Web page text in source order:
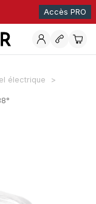
Accès PRO
électrique